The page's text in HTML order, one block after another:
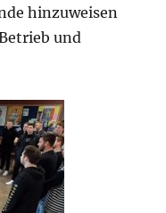
hinzuweisen
und